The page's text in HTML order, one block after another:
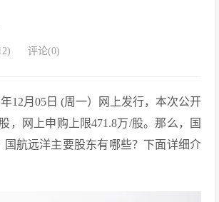
评论(0)
12月05日 (周一）网上发行，本次公开
，网上申购上限471.8万/股。那么，国
航远洋主要股东有哪些？下面详细介